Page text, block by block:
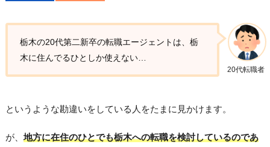
20代転職者
栃木の20代第二新卒の転職エージェントは、栃
木に住んでるひとしか使えない…
というような勘違いをしている人をたまに見かけます。
が、地方に在住のひとでも栃木への転職を検討しているのであ